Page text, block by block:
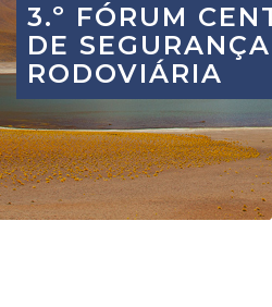
3.º FÓRUM
DE SEGURANÇA
RODOVIÁRIA